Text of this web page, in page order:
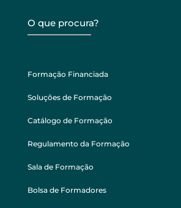
O que procura?
Formação Financiada
Soluções de Formação
Catálogo de Formação
Regulamento da Formação
Sala de Formação
Bolsa de Formadores